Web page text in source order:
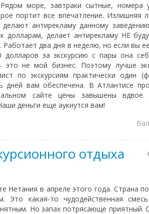
море, завтраки сытные, номера
портит все впечатление. Излишняя
антирекламу данному
делает антирекламу НЕ
два дня в неделю, но если вы
долларов за экскурсию с пары она
не мой бизнес. Поэтому лучше
по экскурсиям практически один
вам обеспечена. В Атлантисе
сайте цены завышены
деньги еще аукнутся вам!
отдыха
в апреле этого года. Страна
Это какая-то чудодейственная
Но запах потрясающе приятный.